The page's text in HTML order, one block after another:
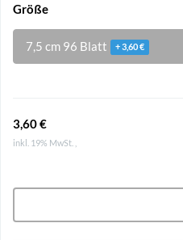
Größe
7,5 cm 96 Blatt + 3,60 €
3,60 €
inkl. 19% MwSt. ,